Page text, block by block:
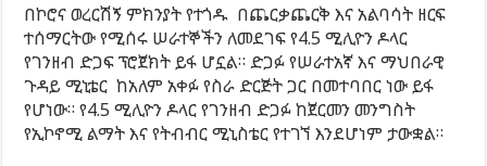
በኮሮና ወረርሽኝ ምክንያት የተጎዱ በጨርቃጨርቅ እና አልባሳት ዘርፍ
ተሰማርትው የሚሰሩ ሠራተኞችን ለመደገፍ የ4.5 ሚሊዮን ዶላር
የገንዘብ ድጋፍ ፕሮጀክት ይፋ ሆኗል። ድጋፉ የሠራተአኛ እና ማህበራዊ
ጉዳይ ሚኒቴር ከአለም አቀፉ የስራ ድርጅት ጋር በመተባበር ነው ይፋ
የሆነው። የ4.5 ሚሊዮን ዶላር የገንዘብ ድጋፉ ከጀርመን መንግስት
የኢኮኖሚ ልማት እና የትብብር ሚኒስቴር የተገኘ እንደሆነም ታውቋል።